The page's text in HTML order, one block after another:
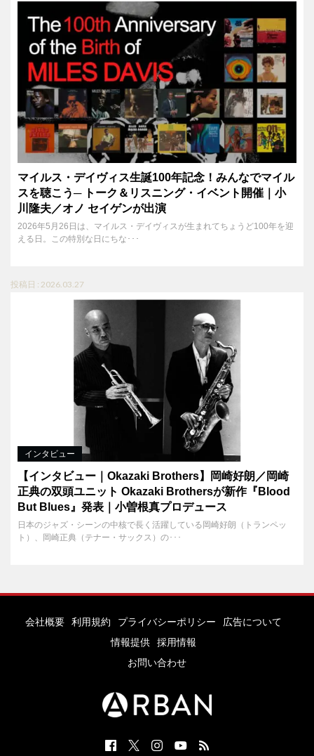
マイルス・デイヴィス生誕100年記念！みんなでマイル
スを聴こう─ トーク＆リスニング・イベント開催｜小
川隆夫／オノ セイゲンが出演
2026年5月26日は、マイルス・デイヴィスが生まれてちょうど100年を迎
える日。この特別な日にちな･･･
投稿日 : 2026.03.27
インタビュー
【インタビュー｜Okazaki Brothers】岡崎好朗／岡崎
正典の双頭ユニット Okazaki Brothersが新作『Blood
But Blues』発表｜小曽根真プロデュース
日本のジャズ・シーンの中核で長く活躍している岡崎好朗（トランペッ
ト）、岡崎正典（テナー・サックス）の･･･
会社概要 利用規約 プライバシーポリシー
広告について
情報提供
採用情報
お問い合わせ